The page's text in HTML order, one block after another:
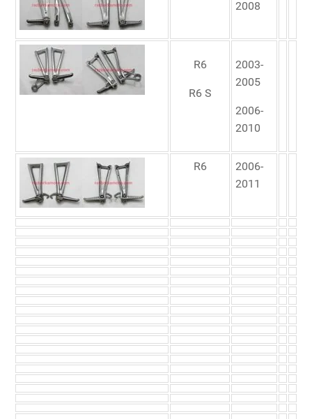
2008
R6
R6 S
2003-
2005
2006-
2010
R6
2006-
2011